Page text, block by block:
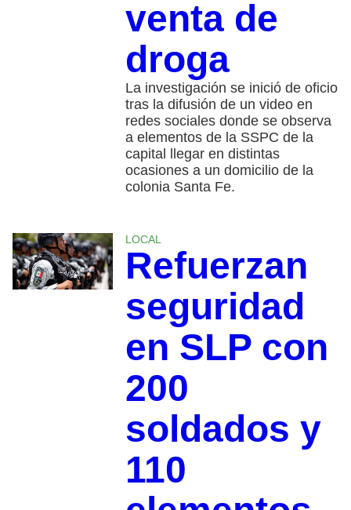
venta de
droga
La investigación se inició de oficio
tras la difusión de un video en
redes sociales donde se observa
a elementos de la SSPC de la
capital llegar en distintas
ocasiones a un domicilio de la
colonia Santa Fe.
LOCAL
Refuerzan
seguridad
en SLP con
200
soldados y
110